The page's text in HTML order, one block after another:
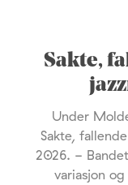
Sakte,
Under
Sakte,
2026. -
variasjon